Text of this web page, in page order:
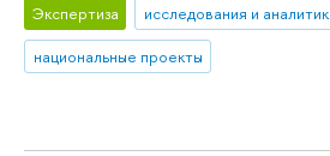
Экспертиза
исследования и
национальные проекты